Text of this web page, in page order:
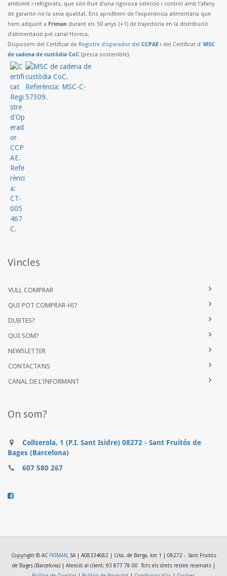
ambient i refrigerats, que són fruit d'una rigorosa selecció i control amb l'afany
de garantir-ne la seva qualitat. Ens aprofitem de l'experiència alimentària que
hem adquirit a Friman durant els 50 anys (+1) de trajectòria en la distribució
d'alimentació pel canal Horeca.
Disposem del Certificat de Registre d'operador del CCPAE i del Certificat d' MSC
de cadena de custòdia CoC (pesca sostenible).
Vincles
VULL COMPRAR
QUI POT COMPRAR-HI?
DUBTES?
QUI SOM?
NEWSLETTER
CONTACTA'NS
CANAL DE L'INFORMANT
On som?
Collserola, 1 (P.I. Sant Isidre) 08272 - Sant Fruitós de
Bages (Barcelona)
607 580 267
Copyright © AC FRIMAN, SA | A08334682 | Crta. de Berga, km 1 | 08272 - Sant Fruitós
de Bages (Barcelona) | Atenció al client: 93 877 78 00
Tots els drets resten reservats |